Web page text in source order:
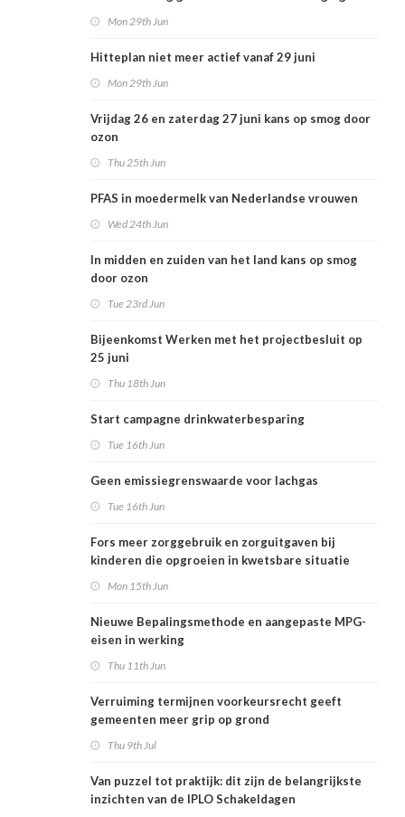
Mon 29th Jun
Hitteplan niet meer actief vanaf 29 juni
Mon 29th Jun
Vrijdag 26 en zaterdag 27 juni kans op smog door
ozon
Thu 25th Jun
PFAS in moedermelk van Nederlandse vrouwen
Wed 24th Jun
In midden en zuiden van het land kans op smog
door ozon
Tue 23rd Jun
Bijeenkomst Werken met het projectbesluit op
25 juni
Thu 18th Jun
Start campagne drinkwaterbesparing
Tue 16th Jun
Geen emissiegrenswaarde voor lachgas
Tue 16th Jun
Fors meer zorggebruik en zorguitgaven bij
kinderen die opgroeien in kwetsbare situatie
Mon 15th Jun
Nieuwe Bepalingsmethode en aangepaste MPG-
eisen in werking
Thu 11th Jun
Verruiming termijnen voorkeursrecht geeft
gemeenten meer grip op grond
Thu 9th Jul
Van puzzel tot praktijk: dit zijn de belangrijkste
inzichten van de IPLO Schakeldagen